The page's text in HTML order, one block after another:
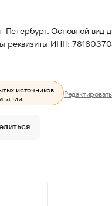
Основной вид
реквизиты ИНН:
источников.